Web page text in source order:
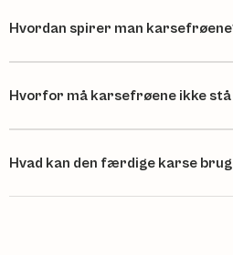
Hvordan spirer man
Hvorfor må karsefrøene ikke stå
Hvad kan den færdige karse